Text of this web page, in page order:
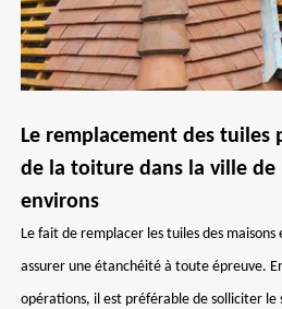
Le remplacement des tuiles
de la toiture dans la ville de
environs
Le fait de remplacer les tuiles des
assurer une étanchéité à toute épreuve.
opérations, il est préférable de solliciter le